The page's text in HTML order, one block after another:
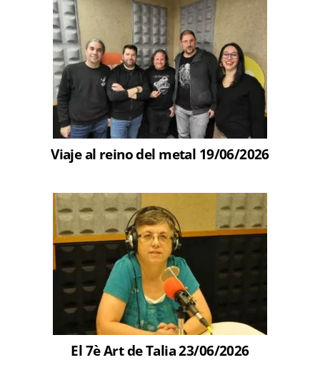
Viaje al reino del metal 19/06/2026
El 7è Art de Talia 23/06/2026